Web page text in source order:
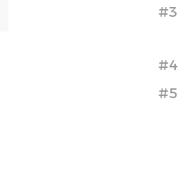
#3
#4
#5